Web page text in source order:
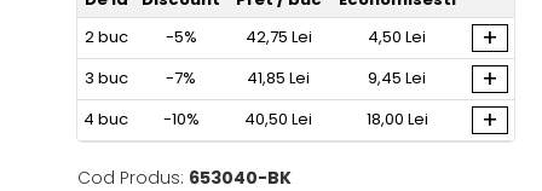
2buc -5% 42,75 Lei 4,50 Lei +
3 buc -7% 41,85 Lei 9,45 Lei +
4 buc -10% 40,50 Lei 18,00 Lei +
Cod Produs: 653040-BK